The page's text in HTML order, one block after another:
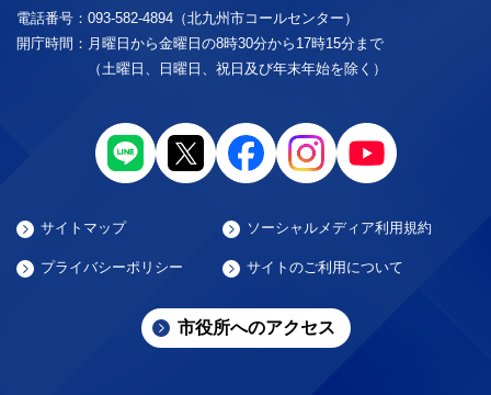
電話番号： 093-582-4894（北九州市コールセンター）
開庁時間： 月曜日から金曜日の8時30分から17時15分まで
（土曜日、日曜日、祝日及び年末年始を除く）
サイトマップ ソーシャルメディア利用規約
プライバシーポリシー サイトのご利用について
市役所へのアクセス